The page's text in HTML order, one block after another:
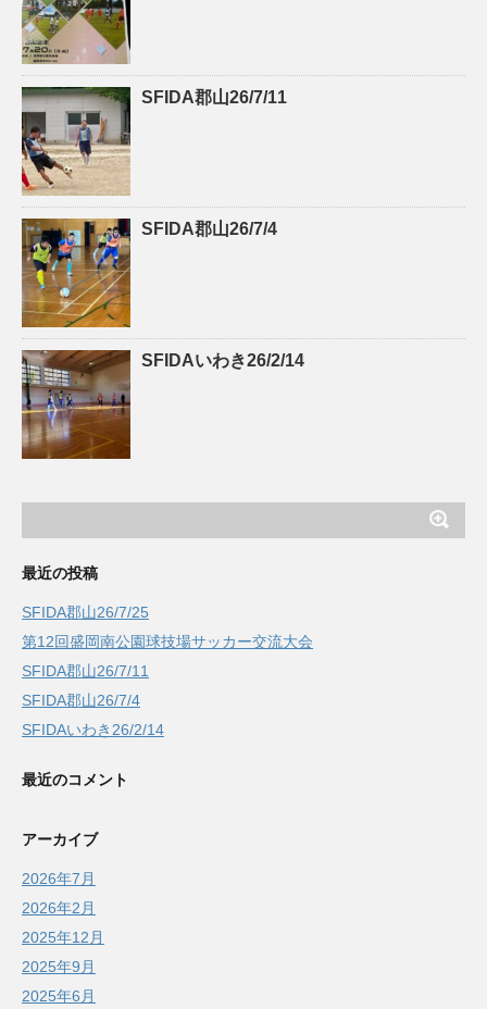
SFIDA郡山26/7/11
SFIDA郡山26/7/4
SFIDAいわき26/2/14
最近の投稿
SFIDA郡山26/7/25
第12回盛岡南公園球技場サッカー交流大会
SFIDA郡山26/7/11
SFIDA郡山26/7/4
SFIDAいわき26/2/14
最近のコメント
アーカイブ
2026年7月
2026年2月
2025年12月
2025年9月
2025年6月